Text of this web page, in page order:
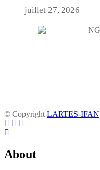
juillet 27, 2026
© Copyright LARTES-IFAN
About